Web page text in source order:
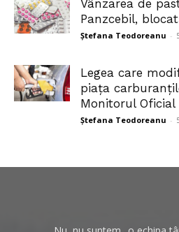
Vânzarea de
Panzcebil,
Ștefana Teodoreanu -
Legea care
piața
Monitorul Oficial
Ștefana Teodoreanu -